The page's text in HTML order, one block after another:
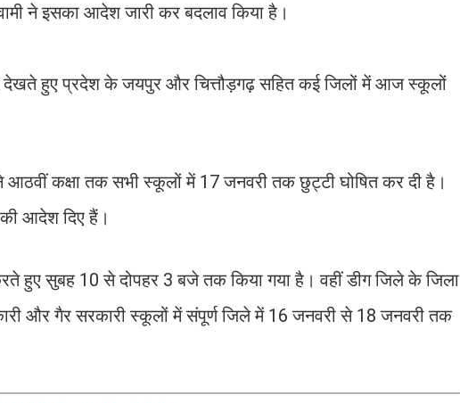
ने इसका आदेश जारी कर बदलाव किया है।
देखते हुए प्रदेश के जयपुर और चित्तौड़गढ़ सहित कई जिलों में आज स्कूलों
कक्षा तक सभी स्कूलों में 17 जनवरी तक छुट्टी घोषित कर दी है।
आदेश दिए हैं।
हुए सुबह 10 से दोपहर 3 बजे तक किया गया है। वहीं डीग जिले के जिला
और गैर सरकारी स्कूलों में संपूर्ण जिले में 16 जनवरी से 18 जनवरी तक